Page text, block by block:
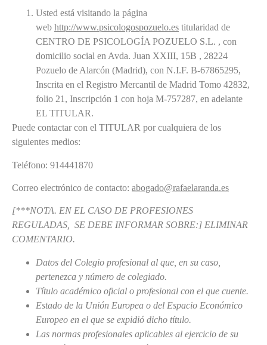
Usted está visitando la página
web http://www.psicologospozuelo.es titularidad de
CENTRO DE PSICOLOGÍA POZUELO S.L. , con
domicilio social en Avda. Juan XXIII, 15B , 28224
Pozuelo de Alarcón (Madrid), con N.I.F. B-67865295,
Inscrita en el Registro Mercantil de Madrid Tomo 42832,
folio 21, Inscripción 1 con hoja M-757287, en adelante
EL TITULAR.
Puede contactar con el TITULAR por cualquiera de los
siguientes medios:
Teléfono: 914441870
Correo electrónico de contacto: abogado@rafaelaranda.es
[***NOTA. EN EL CASO DE PROFESIONES
REGULADAS, SE DEBE INFORMAR SOBRE:] ELIMINAR
COMENTARIO.
Datos del Colegio profesional al que, en su caso,
pertenezca y número de colegiado.
Título académico oficial o profesional con el que cuente.
Estado de la Unión Europea o del Espacio Económico
Europeo en el que se expidió dicho título.
Las normas profesionales aplicables al ejercicio de su